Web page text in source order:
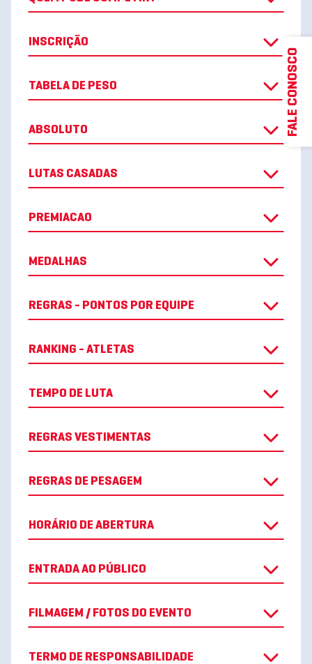
INSCRIÇÃO
TABELA DE PESO
ABSOLUTO
LUTAS CASADAS
PREMIACAO
MEDALHAS
REGRAS - PONTOS POR EQUIPE
RANKING - ATLETAS
TEMPO DE LUTA
REGRAS VESTIMENTAS
REGRAS DE PESAGEM
HORÁRIO DE ABERTURA
ENTRADA AO PÚBLICO
FILMAGEM / FOTOS DO EVENTO
TERMO DE RESPONSABILIDADE
FALE CONOSCO